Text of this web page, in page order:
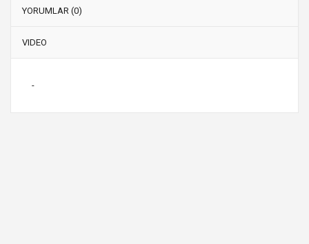
YORUMLAR (0)
VIDEO
-